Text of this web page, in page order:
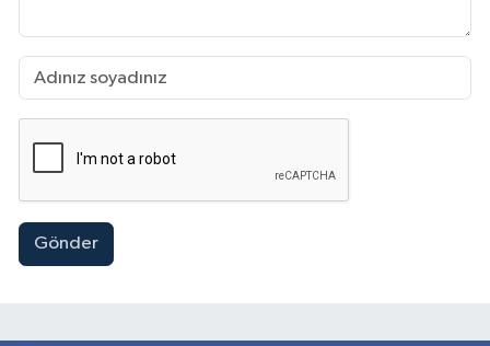
Gönder